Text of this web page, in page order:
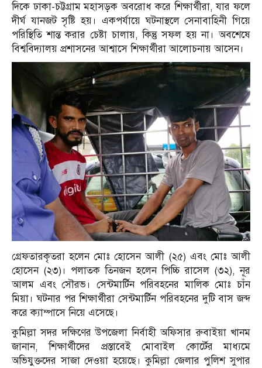
দিকে ঢাকা-চট্টগ্রাম মহাসড়ক অবরোধ করে শিক্ষার্থীরা, যার ফলে
দীর্ঘ যানজট সৃষ্টি হয়। একপর্যায়ে ঘটনাস্থলে সেনাবাহিনী গিয়ে
পরিস্থিতি শান্ত করার চেষ্টা চালায়, কিন্তু সফল হয় না। অবশেষে
বিশ্ববিদ্যালয় প্রশাসনের আশ্বাসে শিক্ষার্থীরা আলোচনায় আসেন।
গ্রেফতারকৃতরা হলেন মোঃ হোসেন আলী (২৫) এবং মোঃ আলী
হোসেন (২৩)। পলাতক তিনজন হলেন পিচ্চি রাসেল (৩২), নূর
আলম এবং সৌরভ। সেন্টমার্টিন পরিবহনের মালিক মোঃ চাঁন
মিয়া। ঘটনার পর শিক্ষার্থীরা সেন্টমার্টিন পরিবহনের দুটি বাস জব্দ
করে ক্যাম্পাসে নিয়ে এসেছে।
কুমিল্লা সদর দক্ষিণের উপজেলা নির্বাহী অফিসার রুবাইয়া খানম
জানান, শিক্ষার্থীদের প্রস্তাবেই মোবাইল কোর্টের মাধ্যমে
অভিযুক্তদের সাজা দেওয়া হয়েছে। কুমিল্লা জেলার পুলিশ সুপার